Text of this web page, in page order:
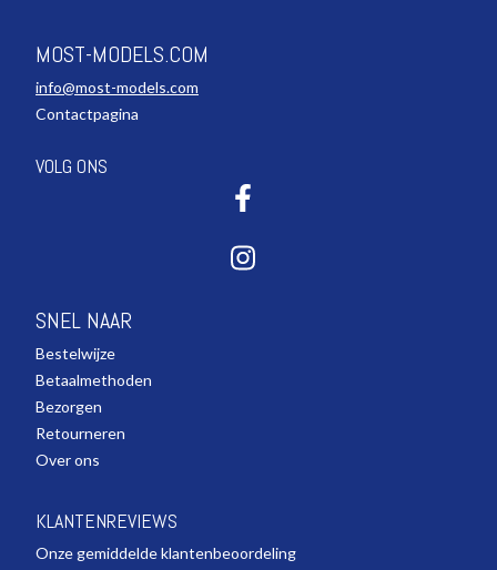
MOST-MODELS.COM
info@most-models.com
Contactpagina
VOLG ONS
SNEL NAAR
Bestelwijze
Betaalmethoden
Bezorgen
Retourneren
Over ons
KLANTENREVIEWS
Onze gemiddelde klantenbeoordeling